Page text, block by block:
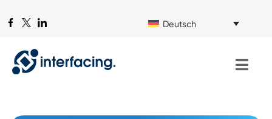
Deutsch